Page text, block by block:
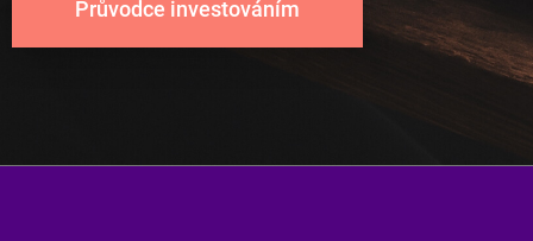
Průvodce investováním